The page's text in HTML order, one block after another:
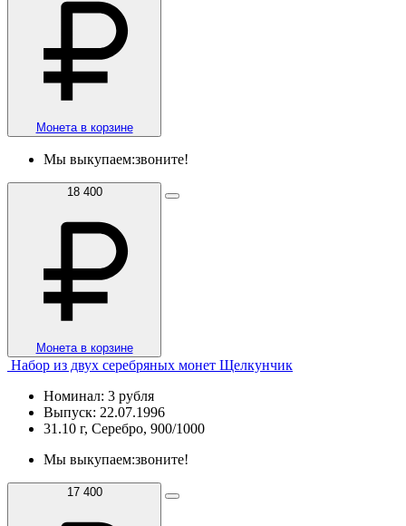
Монета в корзине
Мы выкупаем:звоните!
18 400
Монета в корзине
Набор из двух серебряных монет Щелкунчик
Номинал: 3 рубля
Выпуск: 22.07.1996
31.10 г, Серебро, 900/1000
Мы выкупаем:звоните!
17 400